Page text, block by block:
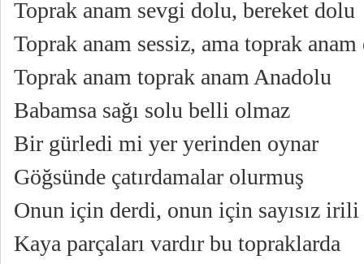
Toprak anam sevgi dolu, bereket dolu
Toprak anam sessiz, ama toprak
Toprak anam toprak anam Anadolu
Babamsa sağı solu belli olmaz
Bir gürledi mi yer yerinden oynar
Göğsünde çatırdamalar olurmuş
Onun için derdi, onun için sayısız irili
Kaya parçaları vardır bu topraklarda